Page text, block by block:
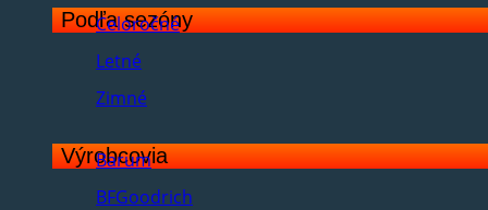
Podľa sezóny
Celoročné
Letné
Zimné
Výrobcovia
Barum
BFGoodrich